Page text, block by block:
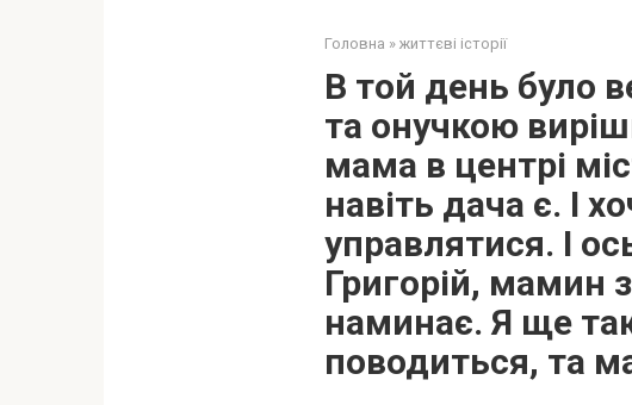
Головна » життєві історії
В той день було
та онучкою
мама в центрі
навіть дача є. І
управлятися. І
Григорій, мамин
наминає. Я ще
поводиться, та